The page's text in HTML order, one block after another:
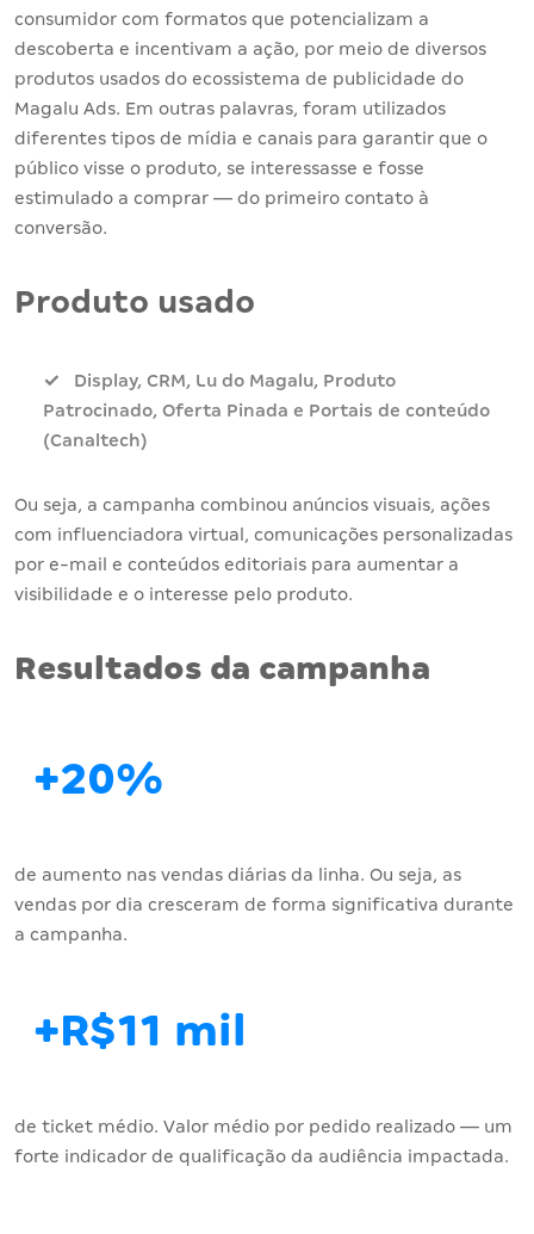
consumidor com formatos que potencializam a
descoberta e incentivam a ação, por meio de diversos
produtos usados do ecossistema de publicidade do
Magalu Ads. Em outras palavras, foram utilizados
diferentes tipos de mídia e canais para garantir que o
público visse o produto, se interessasse e fosse
estimulado a comprar — do primeiro contato à
conversão.
Produto usado
Display, CRM, Lu do Magalu, Produto
Patrocinado, Oferta Pinada e Portais de conteúdo
(Canaltech)
Ou seja, a campanha combinou anúncios visuais, ações
com influenciadora virtual, comunicações personalizadas
por e-mail e conteúdos editoriais para aumentar a
visibilidade e o interesse pelo produto.
Resultados da campanha
+20%
de aumento nas vendas diárias da linha. Ou seja, as
vendas por dia cresceram de forma significativa durante
a campanha.
+R$11 mil
de ticket médio. Valor médio por pedido realizado — um
forte indicador de qualificação da audiência impactada.